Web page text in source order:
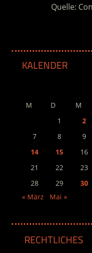
Quelle:
KALENDER
M D M
1
2
7
8 9
14
15 16
21
22 23
28
29
30
« März
Mai »
RECHTLICHES